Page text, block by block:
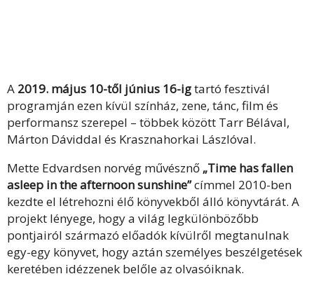
A 2019. május 10-től június 16-igtartó fesztivál
programján ezen kívül színház, zene, tánc, film és
performansz szerepel – többek között Tarr Bélával,
Márton Dáviddal és Krasznahorkai Lászlóval.
Mette Edvardsen norvég művésznő „Time has fallen
asleep in the afternoon sunshine”címmel 2010-ben
kezdte el létrehozni élő könyvekből álló könyvtárát. A
projekt lényege, hogy a világ legkülönbözőbb
pontjairól származó előadók kívülről megtanulnak
egy-egy könyvet, hogy aztán személyes beszélgetések
keretében idézzenek belőle az olvasóiknak.